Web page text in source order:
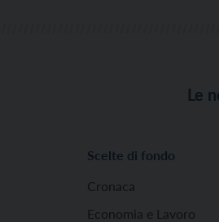
Le
Scelte di fondo
Cronaca
Economia e Lavoro